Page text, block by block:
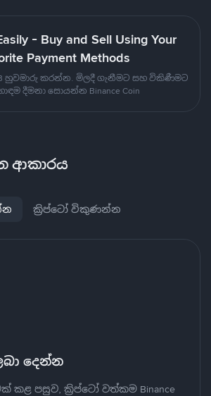
- Buy and Sell Using Your
Payment Methods
හුවමාරු කරන්න. මිලදී ගැනීමට සහ විකිණීමට
දීමනා සොයන්න Binance Coin
ආකාරය
ක්‍රිප්ටෝ විකුණන්න
දෙන්න
කළ පසුව, ක්‍රිප්ටෝ වත්කම Binance